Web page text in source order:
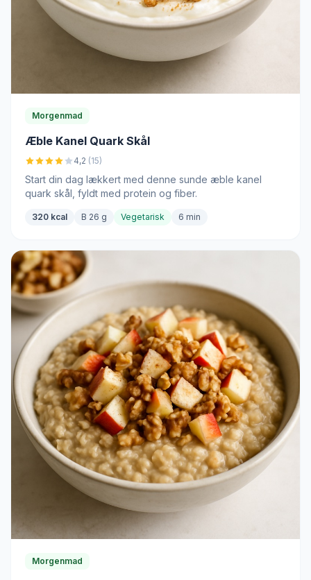
Morgenmad
Æble Kanel Quark Skål
4,2 (15)
Start din dag lækkert med denne sunde æble kanel
quark skål, fyldt med protein og fiber.
320 kcal B 26 g Vegetarisk 6 min
Morgenmad